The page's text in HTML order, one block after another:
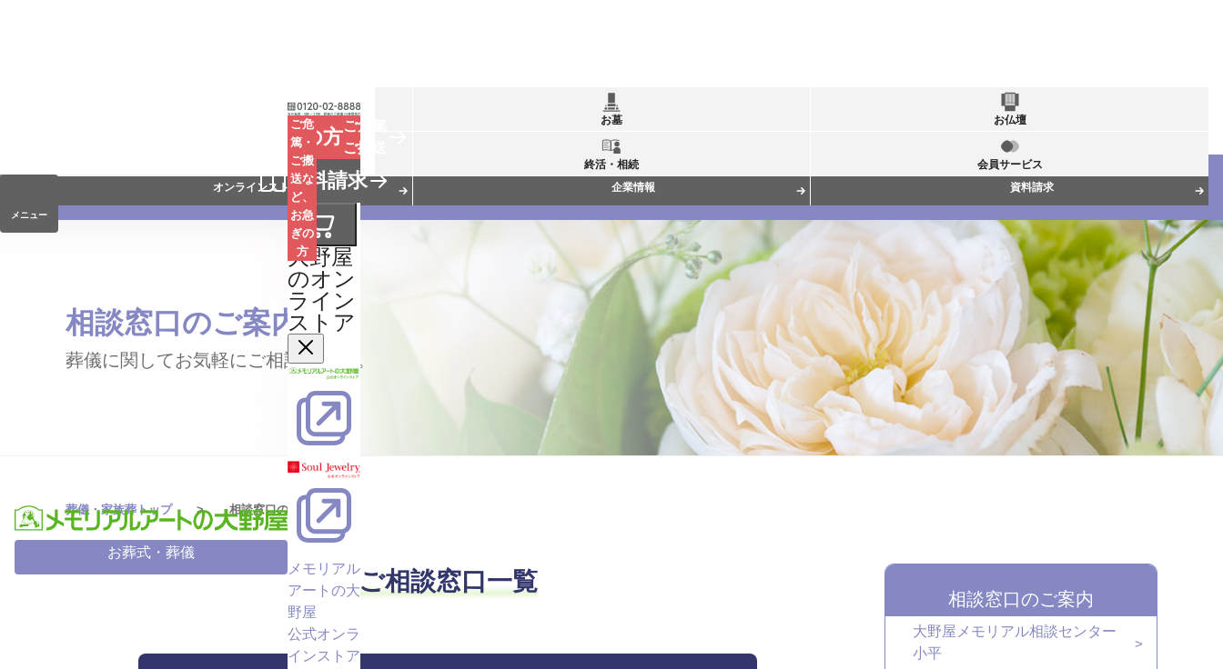
お葬式・葬儀
ご危
篤・
ご搬
送な
ど、
お急
ぎの
方
お急ぎの方ご危篤
ご搬送
資料請求
大野屋
のオン
ライン
ストア
メモリアル
アートの大
野屋
公式オンラ
インストア
メニュー
お墓 お仏壇
終活・相続
会員サービス
オンラインストア
企業情報 資料請求
相談窓口のご案内
葬儀に関してお気軽にご相談下さい。
葬儀・家族葬トップ 相談窓口のご案内
ご相談窓口一覧
相談窓口のご案内
大野屋メモリアル相談センター
小平